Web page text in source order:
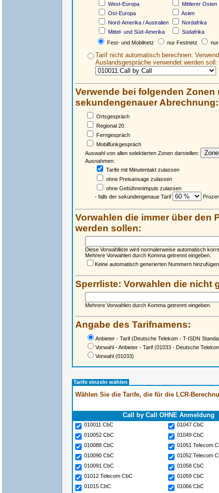
West-Europa
Ost-Europa
Nord-Amerika / Australien
Mittel- und Süd-Amerika
Mittlerer Osten
Asien
Nordafrika
Südafrika
Fest- und Mobilnetz
nur Festnetz
Tarif nicht automatisch berechnen:
Auslandsgespräche verwendet werden soll:
Verwende bei folgenden Zonen
sekundengenauer Abrechnung:
Ortsgespräch
Regional 20
Ferngespräch
Mobilfunkgespräch
Auswahl von allen selektierten Zonen darstellen:
Ausnahmen:
Tarife mit Minutentakt zulassen
ohne Preisansage zulassen
ohne Gebührenimpuls zulassen
- falls der sekundengenaue Tarif
Vorwahlen die immer über den
werden sollen:
Diese Vorwahlliste wird normalerweise automatisch
Mehrere Vorwahlen durch Komma getrennt eingeben.
Keine automatisch generierten Nummern hinzufügen
Sperrliste: Vorwahlen die nicht
Mehrere Vorwahlen durch Komma getrennt eingeben.
Angabe des Tarifnamens:
Anbieter - Tarif (Deutsche Telekom - T-ISDN
Vorwahl - Anbieter - Tarif (01033 - Deutsche
Vorwahl (01033)
Tarife einzeln wählen
Wählen Sie die Tarife, die für die LCR-
Call by Call OHNE Anmeldung
010011 CbC
01047 CbC
010052 CbC
01049 CbC
010088 CbC
01051 Telecom
010090 CbC
01052 Telecom
010091 CbC
01058 CbC
01012 Telecom CbC
01059 CbC
01015 CbC
01066 CbC